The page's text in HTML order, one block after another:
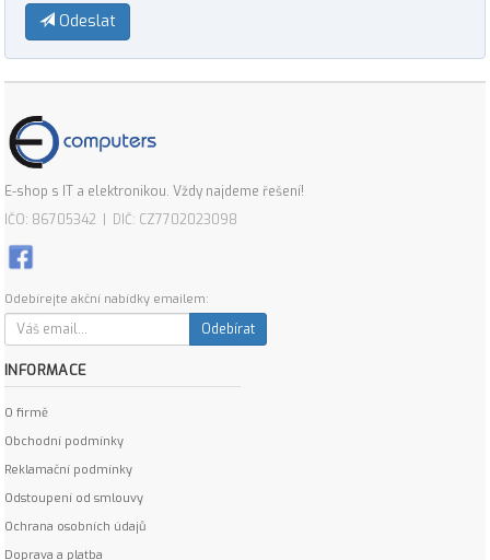
Odeslat
E-shop s IT a elektronikou. Vždy najdeme řešení!
IČO: 86705342 | DIČ: CZ7702023098
Odebírejte akční nabídky emailem:
Odebírat
INFORMACE
O firmě
Obchodní podmínky
Reklamační podmínky
Odstoupení od smlouvy
Ochrana osobních údajů
Doprava a platba